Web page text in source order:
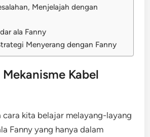
Menjelajah dengan
ala Fanny
Menyerang dengan Fanny
Kabel
cara kita belajar melayang-layang
Fanny yang hanya dalam